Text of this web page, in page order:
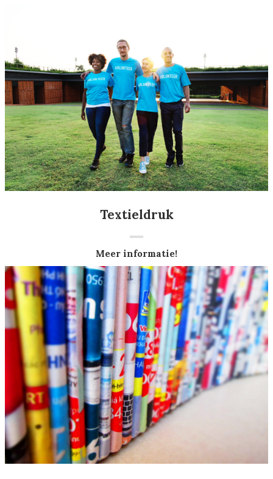
Textieldruk
Meer informatie!